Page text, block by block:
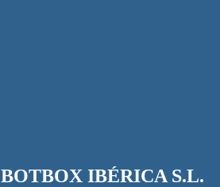
BOTBOX IBÉRICA S.L.